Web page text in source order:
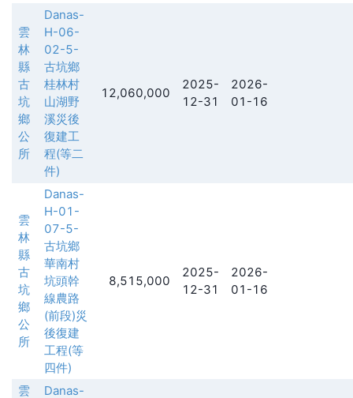
雲
林
縣
古
坑
鄉
公
所
Danas-
H-06-
02-5-
古坑鄉
桂林村
山湖野
溪災後
復建工
程(等二
件)
12,060,000
2025-
12-31
2026-
01-16
雲
林
縣
古
坑
鄉
公
所
Danas-
H-01-
07-5-
古坑鄉
華南村
坑頭幹
線農路
(前段)災
後復建
工程(等
四件)
8,515,000
2025-
12-31
2026-
01-16
雲
Danas-